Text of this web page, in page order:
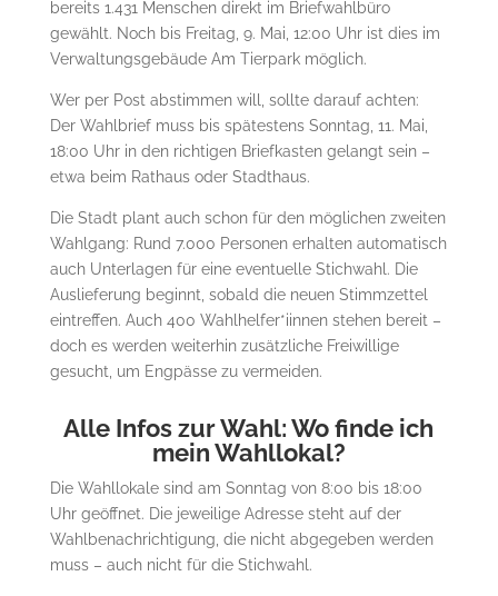
bereits 1.431 Menschen direkt im Briefwahlbüro
gewählt. Noch bis Freitag, 9. Mai, 12:00 Uhr ist dies im
Verwaltungsgebäude Am Tierpark möglich.
Wer per Post abstimmen will, sollte darauf achten:
Der Wahlbrief muss bis spätestens Sonntag, 11. Mai,
18:00 Uhr in den richtigen Briefkasten gelangt sein –
etwa beim Rathaus oder Stadthaus.
Die Stadt plant auch schon für den möglichen zweiten
Wahlgang: Rund 7.000 Personen erhalten automatisch
auch Unterlagen für eine eventuelle Stichwahl. Die
Auslieferung beginnt, sobald die neuen Stimmzettel
eintreffen. Auch 400 Wahlhelfer*iinnen stehen bereit –
doch es werden weiterhin zusätzliche Freiwillige
gesucht, um Engpässe zu vermeiden.
Alle Infos zur Wahl: Wo finde ich
mein Wahllokal?
Die Wahllokale sind am Sonntag von 8:00 bis 18:00
Uhr geöffnet. Die jeweilige Adresse steht auf der
Wahlbenachrichtigung, die nicht abgegeben werden
muss – auch nicht für die Stichwahl.